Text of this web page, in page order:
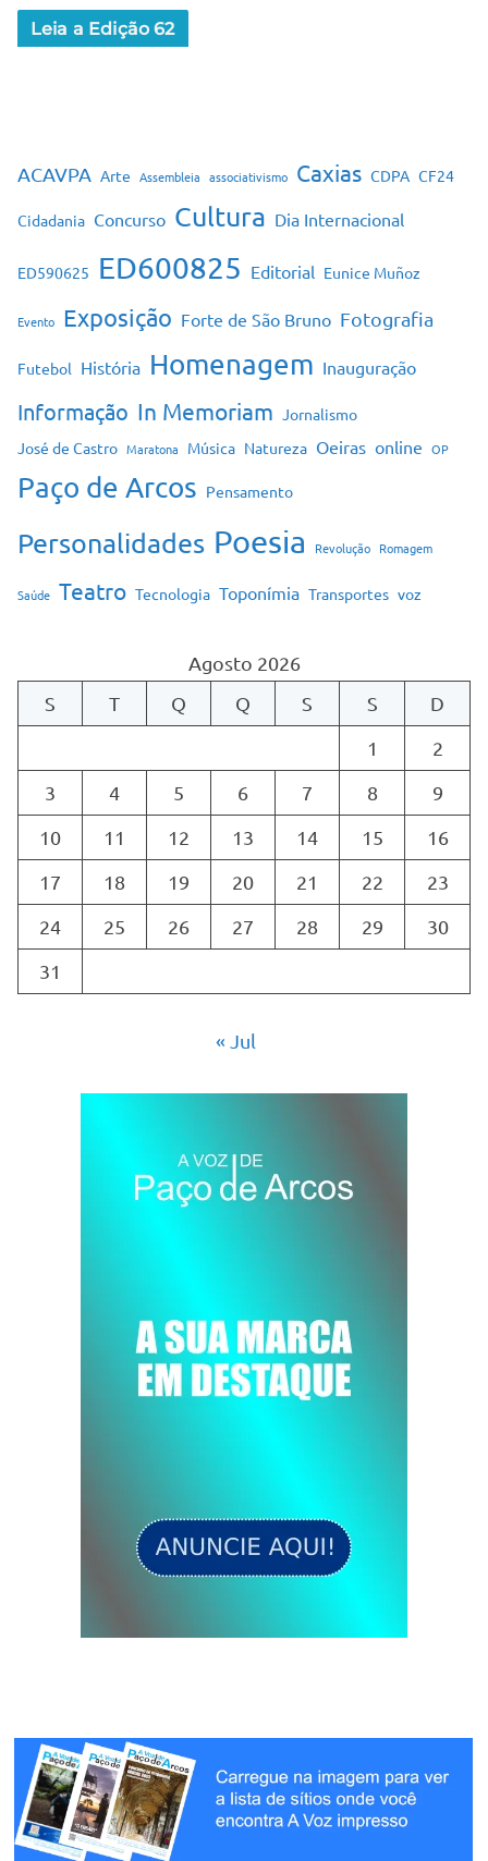
Leia a Edição 62
ACAVPA Arte Assembleia associativismo Caxias CDPA CF24
Cidadania Concurso Cultura Dia Internacional
ED590625 ED600825 Editorial Eunice Muñoz
Evento Exposição Forte de São Bruno Fotografia
Futebol História Homenagem Inauguração
Informação In Memoriam Jornalismo
José de Castro Maratona Música Natureza Oeiras online OP
Paço de Arcos Pensamento
Personalidades Poesia Revolução Romagem
Saúde Teatro Tecnologia Toponímia Transportes voz
Agosto 2026
S
T Q Q S S
D
1
2
3
4 5 6 7 8
9
10
11 12 13 14 15
16
17
18 19 20 21 22
23
24
25 26 27 28 29
30
31
« Jul